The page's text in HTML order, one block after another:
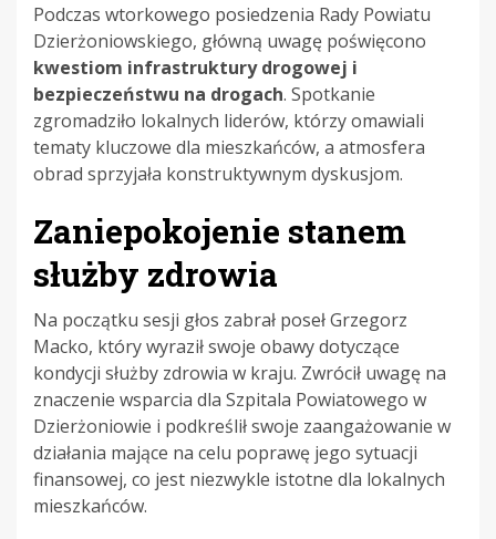
Podczas wtorkowego posiedzenia Rady Powiatu
Dzierżoniowskiego, główną uwagę poświęcono
kwestiom infrastruktury drogowej i
bezpieczeństwu na drogach. Spotkanie
zgromadziło lokalnych liderów, którzy omawiali
tematy kluczowe dla mieszkańców, a atmosfera
obrad sprzyjała konstruktywnym dyskusjom.
Zaniepokojenie stanem
służby zdrowia
Na początku sesji głos zabrał poseł Grzegorz
Macko, który wyraził swoje obawy dotyczące
kondycji służby zdrowia w kraju. Zwrócił uwagę na
znaczenie wsparcia dla Szpitala Powiatowego w
Dzierżoniowie i podkreślił swoje zaangażowanie w
działania mające na celu poprawę jego sytuacji
finansowej, co jest niezwykle istotne dla lokalnych
mieszkańców.